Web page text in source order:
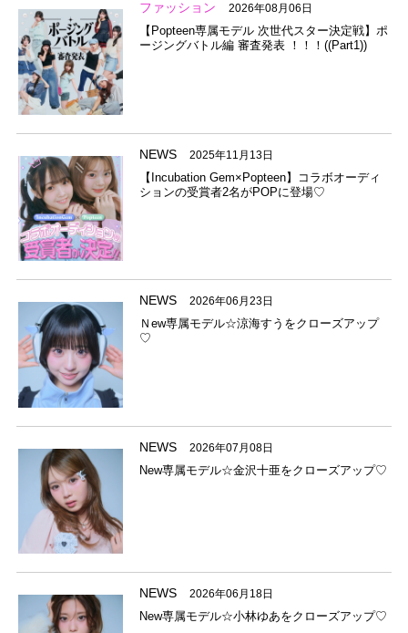
ファッション 2026年08月06日
【Popteen専属モデル 次世代スター決定戦】ポ
ージングバトル編 審査発表 ！！！((Part1))
NEWS 2025年11月13日
【Incubation Gem×Popteen】コラボオーディ
ションの受賞者2名がPOPに登場♡
NEWS 2026年06月23日
Ｎew専属モデル☆涼海すうをクローズアップ
♡
NEWS 2026年07月08日
New専属モデル☆金沢十亜をクローズアップ♡
NEWS 2026年06月18日
New専属モデル☆小林ゆあをクローズアップ♡